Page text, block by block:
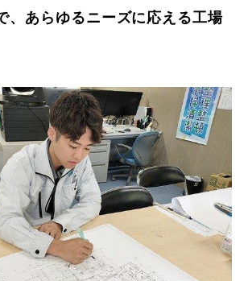
、あらゆるニーズに応える工場